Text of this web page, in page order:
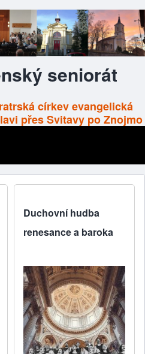
seniorát
církev evangelická
přes Svitavy po Znojmo
Duchovní hudba
renesance a baroka